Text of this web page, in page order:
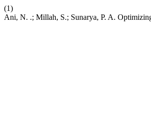
(1)
Ani, N. .; Millah, S.; Sunarya, P. A.